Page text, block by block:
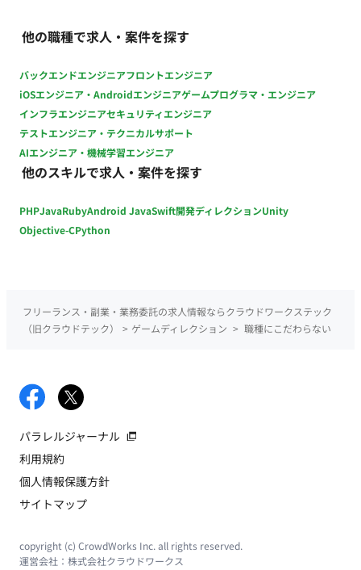
他の職種で求人・案件を探す
バックエンドエンジニアフロントエンジニア
iOSエンジニア・Androidエンジニアゲームプログラマ・エンジニア
インフラエンジニアセキュリティエンジニア
テストエンジニア・テクニカルサポート
AIエンジニア・機械学習エンジニア
他のスキルで求人・案件を探す
PHPJavaRubyAndroid JavaSwift開発ディレクションUnity
Objective-CPython
フリーランス・副業・業務委託の求人情報ならクラウドワークステック
（旧クラウドテック）
> ゲームディレクション > 職種にこだわらない
パラレルジャーナル
利用規約
個人情報保護方針
サイトマップ
copyright (c) CrowdWorks Inc. all rights reserved.
運営会社： 株式会社クラウドワークス